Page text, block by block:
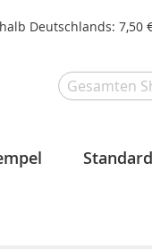
Deutschlands: 7,50